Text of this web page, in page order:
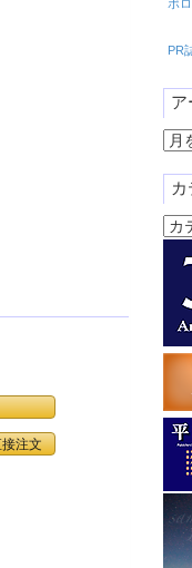
ボ
PR
ア
ア
カ
イ
ブ
カ
カ